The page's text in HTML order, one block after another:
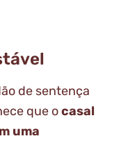
de sentença
que ocasal
uma